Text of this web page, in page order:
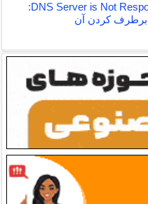
معمای خطای DNS Server is Not Responding:
برطرف کردن آن